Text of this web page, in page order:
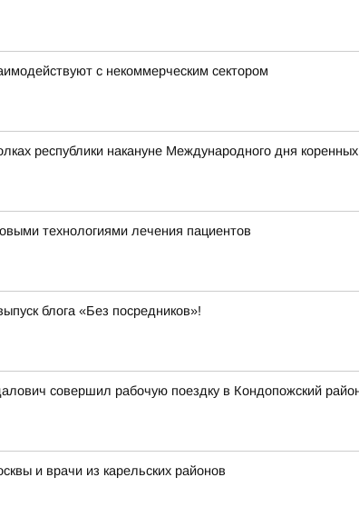
с некоммерческим сектором
республики накануне Международного дня
технологиями лечения пациентов
блога «Без посредников»!
совершил рабочую поездку в Кондопожский
и врачи из карельских районов